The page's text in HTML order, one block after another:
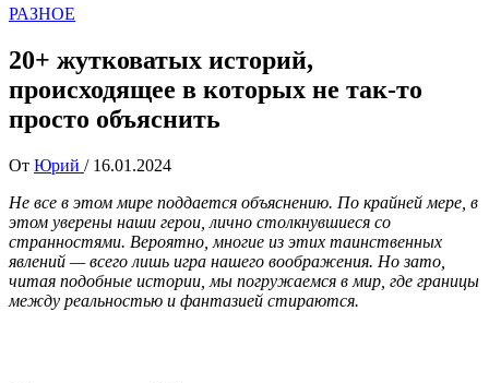
РАЗНОЕ
20+ жутковатых историй,
происходящее в которых не так-то
просто объяснить
От Юрий / 16.01.2024
Не все в этом мире поддается объяснению. По крайней мере, в
этом уверены наши герои, лично столкнувшиеся со
странностями. Вероятно, многие из этих таинственных
явлений — всего лишь игра нашего воображения. Но зато,
читая подобные истории, мы погружаемся в мир, где границы
между реальностью и фантазией стираются.